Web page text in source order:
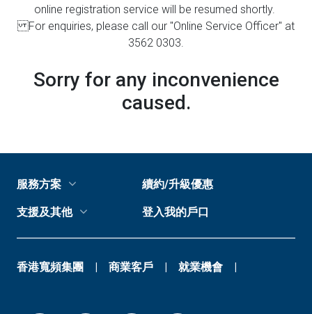
online registration service will be resumed shortly.
For enquiries, please call our "Online Service Officer" at
3562 0303.
Sorry for any inconvenience
caused.
服務方案 續約/升級優惠
支援及其他 登入我的戶口
香港寬頻集團 商業客戶 就業機會